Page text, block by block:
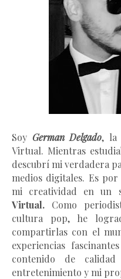
Soy German Delgado, la
Virtual. Mientras
descubrí mi verdadera
medios digitales. Es
mi creatividad en un
Virtual. Como
cultura pop, he
compartirlas con el
experiencias
contenido de
entretenimiento y mi